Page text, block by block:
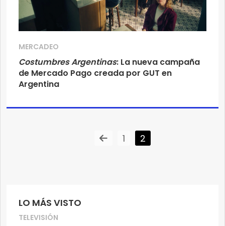
LO MÁS VISTO
TELEVISIÓN
MERCADEO
Costumbres Argentinas: La nueva campaña
de Mercado Pago creada por GUT en
Argentina
1 2